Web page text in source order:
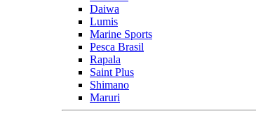
Daiwa
Lumis
Marine Sports
Pesca Brasil
Rapala
Saint Plus
Shimano
Maruri